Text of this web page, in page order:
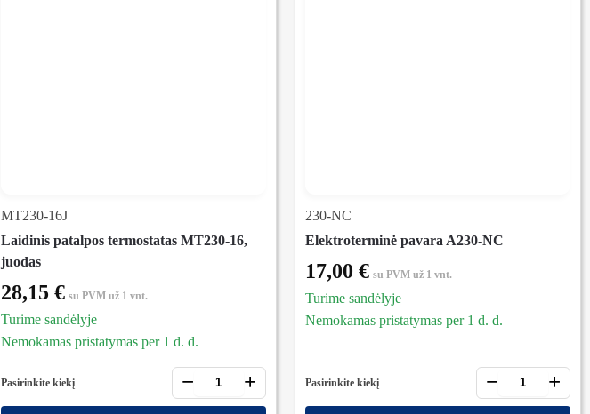
MT230-16J
Laidinis patalpos termostatas MT230-16,
juodas
28,15 € su PVMuž 1 vnt.
Turime sandėlyje
Nemokamas pristatymas per 1 d. d.
Pasirinkite kiekį − +
230-NC
Elektroterminė pavara A230-NC
17,00 € su PVMuž 1 vnt.
Turime sandėlyje
Nemokamas pristatymas per 1 d. d.
Pasirinkite kiekį − +